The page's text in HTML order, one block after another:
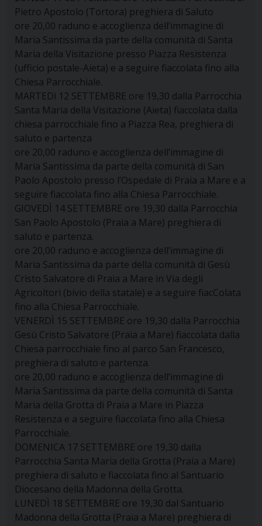
Pietro Apostolo (Tortora) preghiera di Saluto
ore 20,00 raduno e accoglienza dell’immagine di
Maria Santissima da parte della comunità di Santa
Maria della Visitazione presso Piazza Resistenza
(ufficio postale-Aieta) e a seguire fiaccolata fino alla
Chiesa Parrocchiale.
MARTEDì 12 SETTEMBRE ore 19,30 dalla Parrocchia
Santa Maria della Visitazione (Aieta) fiaccolata dalla
chiesa parrocchiale fino a Piazza Rea, preghiera di
saluto e partenza
ore 20,00 raduno e accoglienza dell’immagine di
Maria Santissima da parte della comunità di San
Paolo Apostolo presso l’Ospedale di Praia a Mare e a
seguire fiaccolata fino alla Chiesa Parrocchiale.
GIOVEDÌ 14 SETTEMBRE ore 19,30 dalla Parrocchia
San Paolo Apostolo (Praia a Mare) preghiera di
saluto e partenza.
ore 20,00 raduno e accoglienza dell’immagine di
Maria Santissima da parte della comunità di Gesù
Cristo Salvatore di Praia a Mare in Via degli
Agricoltori (bivio della statale) e a seguire fiacColata
fino alla Chiesa Parrocchiale.
VENERDÌ 15 SETTEMBRE ore 19,30 dalla Parrocchia
Gesù Cristo Salvatore (Praia a Mare) fiaccolata dalla
Chiesa parrocchiale fino al parco San Francesco,
preghiera di saluto e partenza.
ore 20,00 raduno e accoglienza dell’immagine di
Maria Santissima da parte della comunità di Santa
Maria della Grotta di Praia a Mare in Piazza
Resistenza e a seguire fiaccolata fino alla Chiesa
Parrocchiale.
DOMENICA 17 SETTEMBRE ore 19,30 dalla
Parrocchia Santa Maria della Grotta (Praia a Mare)
preghiera di saluto e fiaccolata fino al Santuario
Diocesano della Madonna della Grotta.
LUNEDÌ 18 SETTEMBRE ore 19,30 dal Santuario
Madonna della Grotta (Praia a Mare) preghiera di